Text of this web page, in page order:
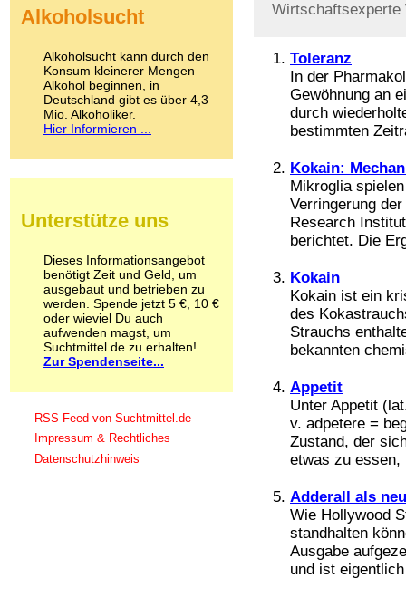
Wirtschaftsexperte
Toleranz
In der
Gewöhnung an
durch
bestimmten
Kokain:
Mikroglia
Verringerung
Research
berichtet. Die
Kokain
Kokain ist ein
des
Strauchs
bekannten
Appetit
Unter Appetit
v. adpetere =
Zustand, der
etwas zu essen,
Adderall als
Wie Hollywood
standhalten
Ausgabe
und ist
Kokain
LSD
Marihuana
Medikamente
Meskalin
Metamphetamin
Methadon
Pilze
Psychopharmaka
Schlafmittel
Schmerzmittel
Schnüffelstoffe
Spice
Sucht / Süchte
Alkoholsucht
Co-Abhängigkeit
Computersucht
Ess-Brechsucht
Essstörungen
Fernsehsucht
Alkoholsucht
Alkoholsucht kann durch den
Konsum kleinerer Mengen
Alkohol beginnen, in
Deutschland gibt es über 4,3
Mio. Alkoholiker.
Hier Informieren ...
Unterstütze uns
Dieses Informationsangebot
benötigt Zeit und Geld, um
ausgebaut und betrieben zu
werden. Spende jetzt 5 €, 10 €
oder wieviel Du auch
aufwenden magst, um
Suchtmittel.de zu erhalten!
Zur Spendenseite...
RSS-Feed von Suchtmittel.de
Impressum & Rechtliches
Datenschutzhinweis